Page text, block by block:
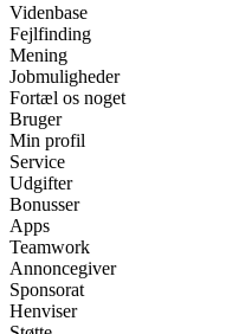
Videnbase
Fejlfinding
Mening
Jobmuligheder
Fortæl os noget
Bruger
Min profil
Service
Udgifter
Bonusser
Apps
Teamwork
Annoncegiver
Sponsorat
Henviser